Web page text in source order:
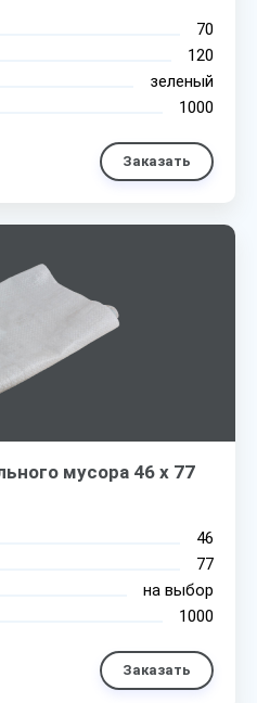
70
120
зеленый
1000
Заказать
мусора 46 х 77
46
77
на выбор
1000
Заказать